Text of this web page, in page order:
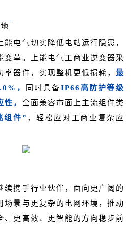
能电气切实降低电站运行隐患，
变革。上能电气工商业逆变器采
率器件，实现整机更低损耗， 最
，
同时具备IP66高防护等级
性， 全面兼容市面上主流组件类
组件” ，轻松应对工商业复杂应
续携手行业伙伴，面向更广阔的
场景与更复杂的电网环境，推动
、更高效、更智能的方向稳步前